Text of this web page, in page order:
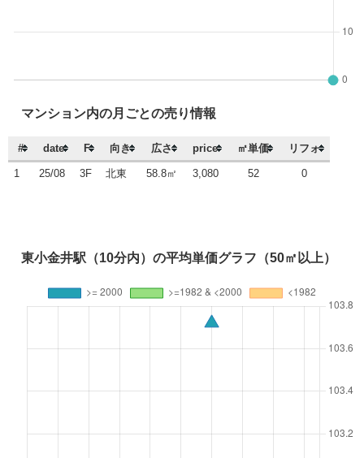
マンション内の月ごとの売り情報
# date F 向き 広さ price ㎡単価 リフォ
1 25/08 3F 北東 58.8㎡ 3,080 52 0
東小金井駅（10分内）の平均単価グラフ（50㎡以上）